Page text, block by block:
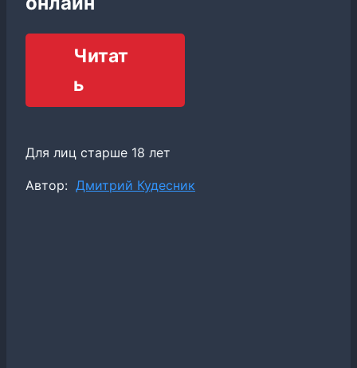
Читат
ь
Для лиц старше 18 лет
Метки
Автор: Дмитрий Кудесник